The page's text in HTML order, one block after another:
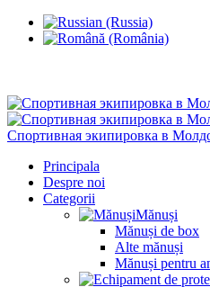
Спортивная экипировка в
Principala
Despre noi
Categorii
Mănuși
Mănuși de box
Alte mănuși
Mănuși pentru